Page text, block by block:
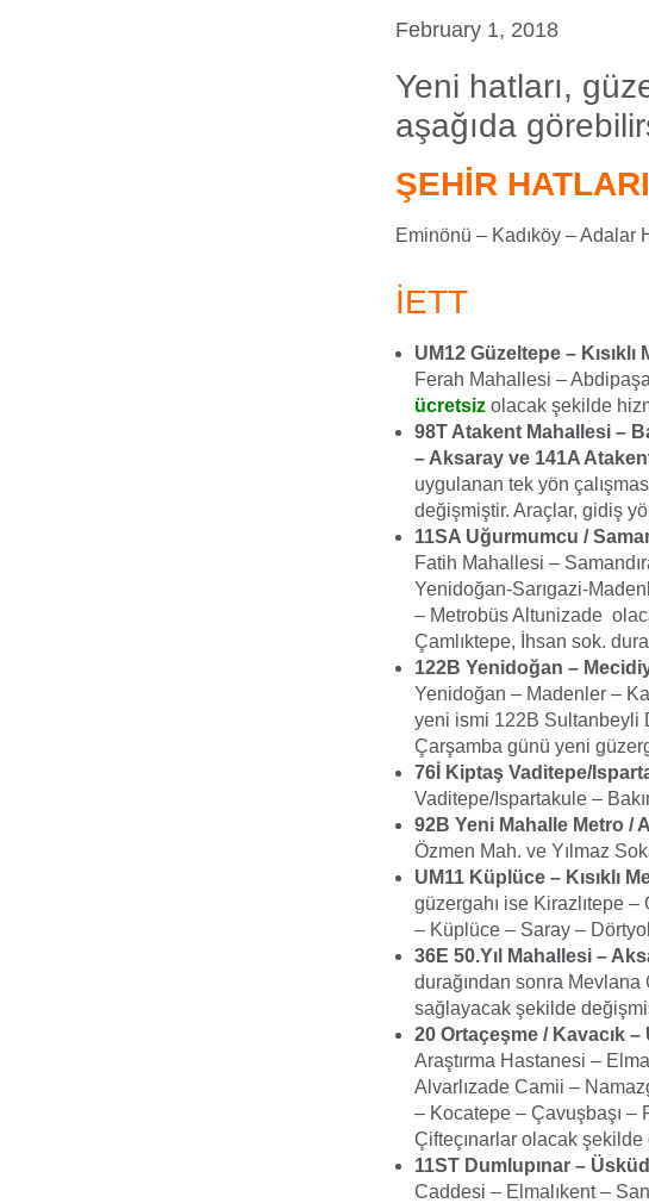
February 1, 2018
Yeni hatları,
aşağıda
ŞEHİR HATLARI
Eminönü – Kadıköy – Adalar
İETT
UM12 Güzeltepe – Kısıklı
Ferah Mahallesi –
ücretsiz olacak şekilde
98T Atakent Mahallesi –
– Aksaray ve 141A
uygulanan tek yön
değişmiştir. Araçlar, gidiş
11SA Uğurmumcu /
Fatih Mahallesi –
Yenidoğan-Sarıgazi-
– Metrobüs Altunizade
Çamlıktepe, İhsan sok.
122B Yenidoğan –
Yenidoğan – Madenler –
yeni ismi 122B Sultanbeyli
Çarşamba günü yeni
76İ Kiptaş Vaditepe/
Vaditepe/Ispartakule –
92B Yeni Mahalle Metro /
Özmen Mah. ve Yılmaz
UM11 Küplüce – Kısıklı
güzergahı ise Kirazlıtepe
– Küplüce – Saray –
36E 50.Yıl Mahallesi –
durağından sonra Mevlana
sağlayacak şekilde
20 Ortaçeşme / Kavacık
Araştırma Hastanesi –
Alvarlızade Camii –
– Kocatepe – Çavuşbaşı
Çifteçınarlar olacak şekilde
11ST Dumlupınar –
Caddesi – Elmalıkent –